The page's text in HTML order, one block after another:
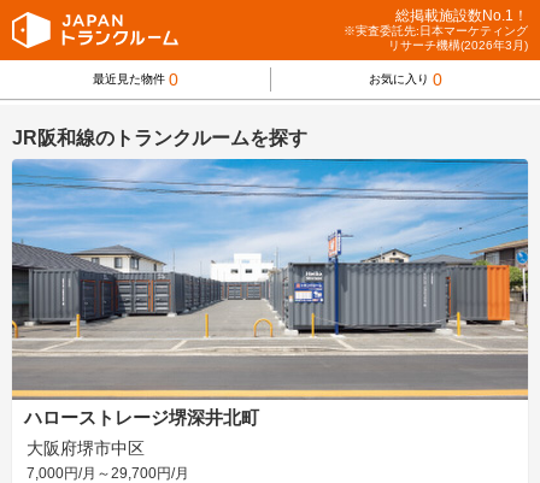
総掲載施設数No.1！
※実査委託先:日本マーケティング
リサーチ機構(2026年3月)
最近見た物件 0 お気に入り 0
JR阪和線のトランクルームを探す
ハローストレージ堺深井北町
大阪府堺市中区
7,000円/月～29,700円/月